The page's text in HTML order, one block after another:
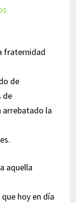
fraternidad
de
de
arrebatado la
aquella
hoy en día